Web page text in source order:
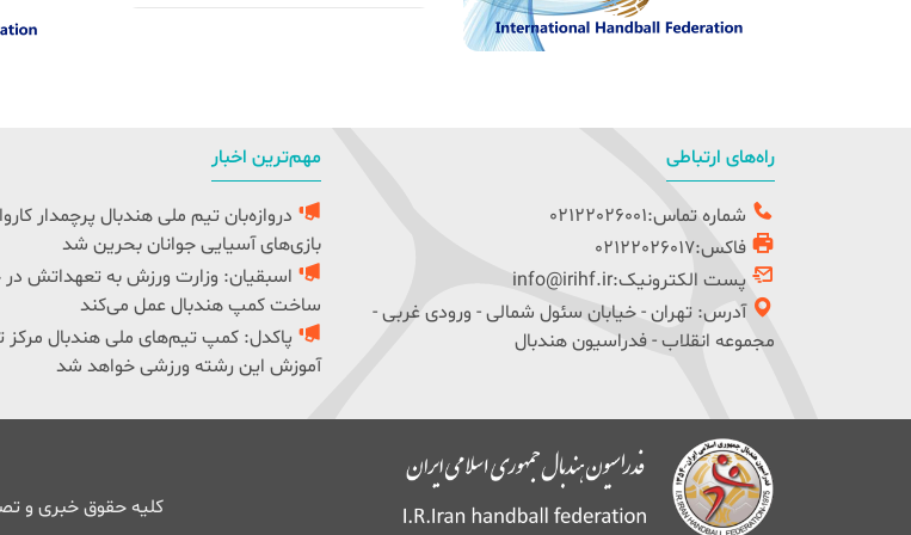
راه‌های ارتباطی
شماره تماس:02122026001
فاکس:02122026017
پست الکترونیک:info@irihf.ir
آدرس: تهران - خیابان سئول شمالی - ورودی غربی -
مجموعه انقلاب - فدراسیون هندبال
مهم‌ترین اخبار
دروازه‌بان تیم ملی هندبال پرچمدار
بازی‌های آسیایی جوانان بحرین شد
اسبقیان: وزارت ورزش به تعهداتش
ساخت کمپ هندبال عمل می‌کند
پاکدل: کمپ تیم‌های ملی هندبال مرکز
آموزش این رشته ورزشی خواهد شد
کلیه حقوق خبری و